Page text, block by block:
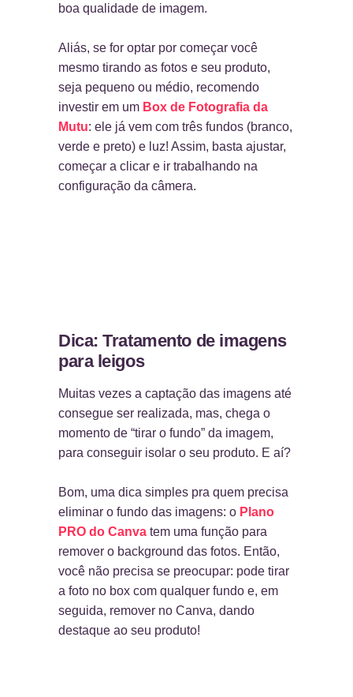
boa qualidade de imagem.
Aliás, se for optar por começar você
mesmo tirando as fotos e seu produto,
seja pequeno ou médio, recomendo
investir em um Box de Fotografia da
Mutu: ele já vem com três fundos (branco,
verde e preto) e luz! Assim, basta ajustar,
começar a clicar e ir trabalhando na
configuração da câmera.
Dica: Tratamento de imagens
para leigos
Muitas vezes a captação das imagens até
consegue ser realizada, mas, chega o
momento de “tirar o fundo” da imagem,
para conseguir isolar o seu produto. E aí?
Bom, uma dica simples pra quem precisa
eliminar o fundo das imagens: o Plano
PRO do Canva tem uma função para
remover o background das fotos. Então,
você não precisa se preocupar: pode tirar
a foto no box com qualquer fundo e, em
seguida, remover no Canva, dando
destaque ao seu produto!